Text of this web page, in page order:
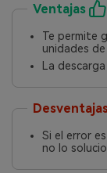
Ventajas
Te permite
unidades de
La
Si el error
no lo